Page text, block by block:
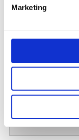
Marketing
30 x 5
Artikel Nr.
30 x 5
1 x = 1